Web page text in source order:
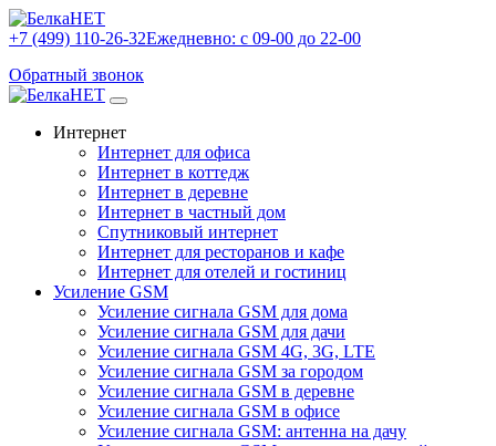
+7 (499) 110-26-32Ежедневно: с 09-00 до 22-00
Обратный звонок
Интернет
Интернет для офиса
Интернет в коттедж
Интернет в деревне
Интернет в частный дом
Спутниковый интернет
Интернет для ресторанов и кафе
Интернет для отелей и гостиниц
Усиление GSM
Усиление сигнала GSM для дома
Усиление сигнала GSM для дачи
Усиление сигнала GSM 4G, 3G, LTE
Усиление сигнала GSM за городом
Усиление сигнала GSM в деревне
Усиление сигнала GSM в офисе
Усиление сигнала GSM: антенна на дачу